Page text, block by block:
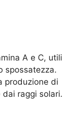
A e C, utili
spossatezza.
produzione di
raggi solari.